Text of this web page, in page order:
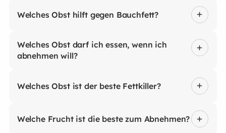
Welches Obst hilft gegen Bauchfett?
Welches Obst darf ich essen, wenn ich
abnehmen will?
Welches Obst ist der beste Fettkiller?
Welche Frucht ist die beste zum Abnehmen?